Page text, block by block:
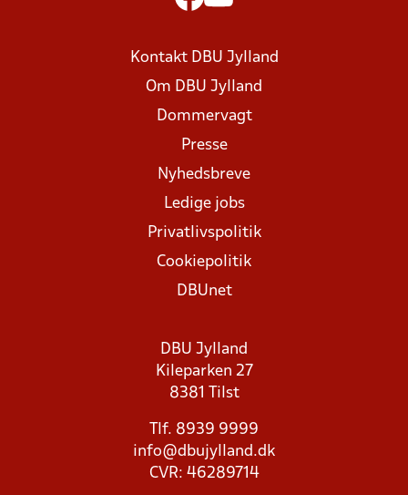
Kontakt DBU Jylland
Om DBU Jylland
Dommervagt
Presse
Nyhedsbreve
Ledige jobs
Privatlivspolitik
Cookiepolitik
DBUnet
DBU Jylland
Kileparken 27
8381 Tilst
Tlf. 8939 9999
info@dbujylland.dk
CVR: 46289714